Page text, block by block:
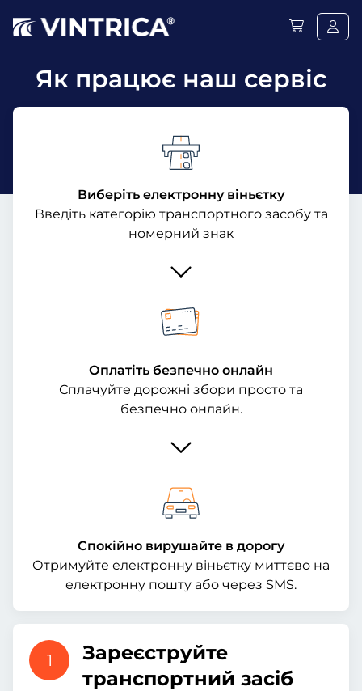
Як працює наш сервіс
Виберіть електронну віньєтку
Введіть категорію транспортного засобу та
номерний знак
Оплатіть безпечно онлайн
Сплачуйте дорожні збори просто та
безпечно онлайн.
Спокійно вирушайте в дорогу
Отримуйте електронну віньєтку миттєво на
електронну пошту або через SMS.
1
Зареєструйте
транспортний засіб